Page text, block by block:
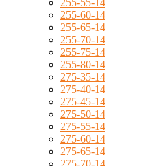
255-55-14
255-60-14
255-65-14
255-70-14
255-75-14
255-80-14
275-35-14
275-40-14
275-45-14
275-50-14
275-55-14
275-60-14
275-65-14